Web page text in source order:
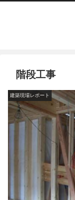
階段工事
建築現場レポート